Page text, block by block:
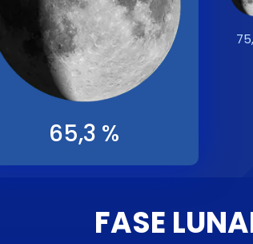
65,3 %
FASE